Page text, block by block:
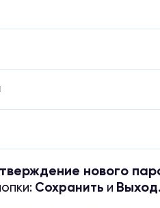
нового
Сохранить и Выход.